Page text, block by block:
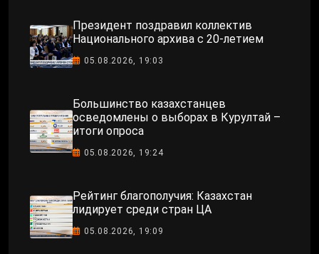
Президент поздравил коллектив
Национального архива с 20-летием
05.08.2026, 19:03
Большинство казахстанцев
осведомлены о выборах в Курултай –
итоги опроса
05.08.2026, 19:24
Рейтинг благополучия: Казахстан
лидирует среди стран ЦА
05.08.2026, 19:09